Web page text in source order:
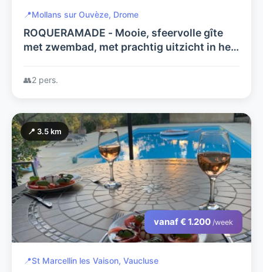
📍Mollans sur Ouvèze, Drome
ROQUERAMADE - Mooie, sfeervolle gîte
met zwembad, met prachtig uitzicht in het
👥2 pers.
📍 3.5 km
vanaf € 1.200 /week
📍St Marcellin les Vaison, Vaucluse